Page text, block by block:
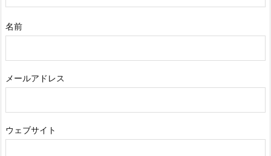
名前
メールアドレス
ウェブサイト